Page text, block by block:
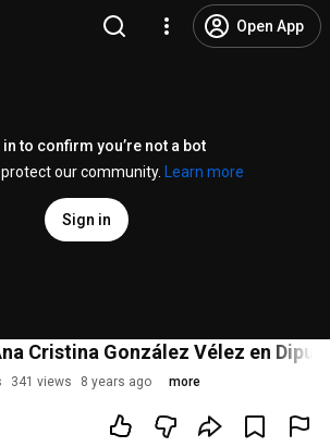
Open App
to confirm you’re not a bot
our community.
Learn more
Sign in
Cristina González Vélez en
341 views 8 years ago more